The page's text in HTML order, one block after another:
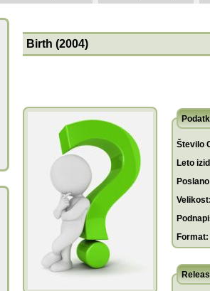
Birth (2004)
Število
Leto
Format: